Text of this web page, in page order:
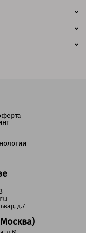
д.7